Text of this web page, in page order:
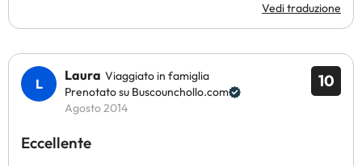
Vedi traduzione
10
Laura Viaggiato in famiglia
Prenotato su Buscounchollo.com
Agosto 2014
Eccellente